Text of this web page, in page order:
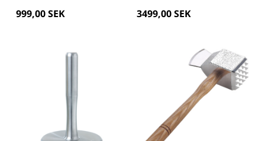
999,00 SEK 3499,00 SEK